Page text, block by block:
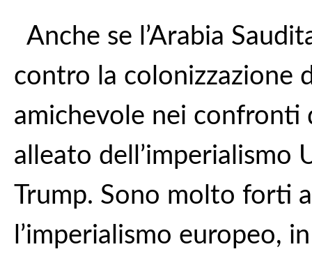
Anche se l’Arabia
contro la colonizzazione
amichevole nei confronti
alleato dell’imperialismo
Trump. Sono molto forti
l’imperialismo europeo,